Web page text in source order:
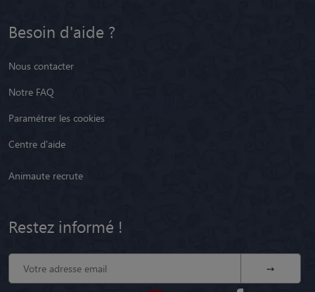
Besoin d'aide ?
Nous contacter
Notre FAQ
Paramétrer les cookies
Centre d'aide
Animaute recrute
Restez informé !